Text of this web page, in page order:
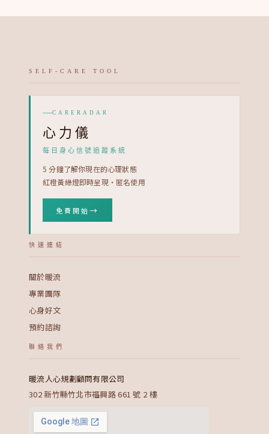
SELF-CARE TOOL
CARERADAR
心力儀
每日身心信號追蹤系統
5 分鐘了解你現在的心理狀態
紅橙黃綠燈即時呈現・匿名使用
免費開始→
快速連結
關於暖流
專業團隊
心身好文
預約諮詢
聯絡我們
暖流人心規劃顧問有限公司
302 新竹縣竹北市福興路 661 號 2 樓